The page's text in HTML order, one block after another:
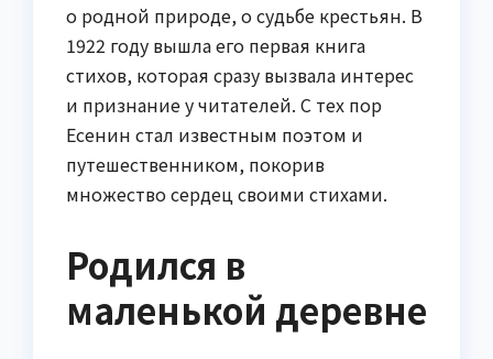
о родной природе, о судьбе крестьян. В
1922 году вышла его первая книга
стихов, которая сразу вызвала интерес
и признание у читателей. С тех пор
Есенин стал известным поэтом и
путешественником, покорив
множество сердец своими стихами.
Родился в
маленькой деревне